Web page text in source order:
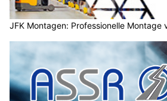
JFK Montagen: Professionelle Montage